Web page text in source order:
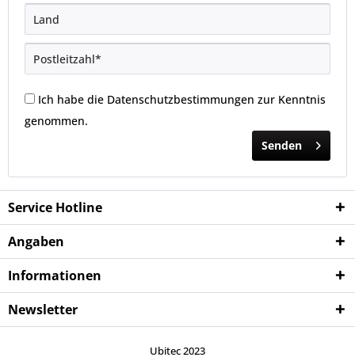
Ich habe die Datenschutzbestimmungen zur Kenntnis
genommen.
Senden
Service Hotline
Angaben
Informationen
Newsletter
Ubitec 2023